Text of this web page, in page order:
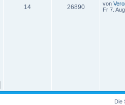
14 26890 von
Fr 7.
Die